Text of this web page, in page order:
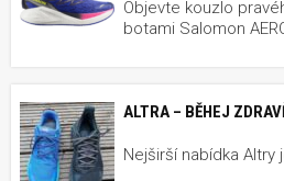
Objevte kouzlo
botami Salomon
ALTRA – BĚHEJ
Nejširší nabídka Altry